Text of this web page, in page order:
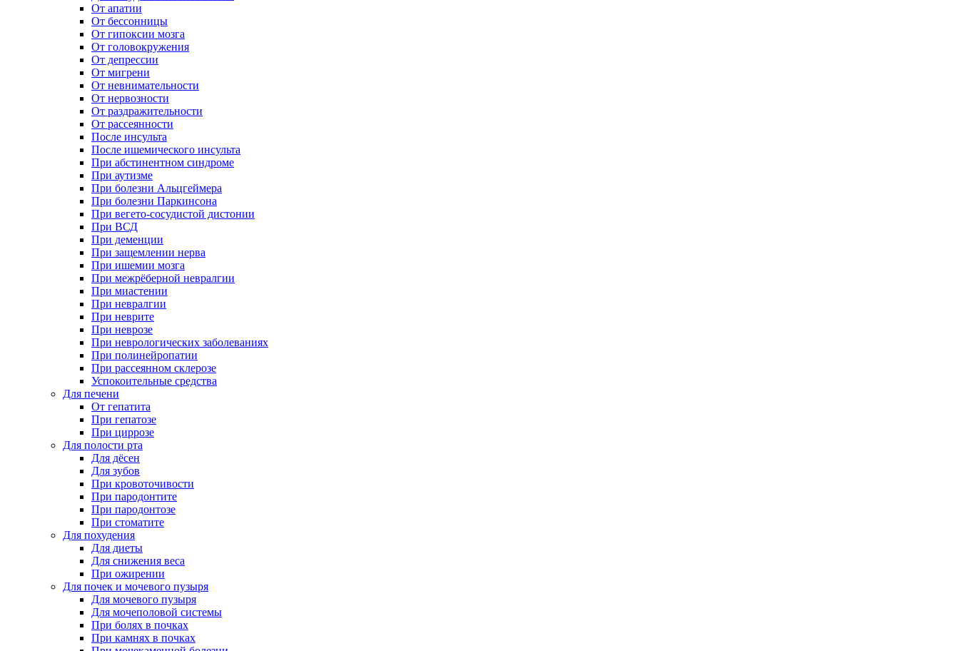
От апатии
От бессонницы
От гипоксии мозга
От головокружения
От депрессии
От мигрени
От невнимательности
От нервозности
От раздражительности
От рассеянности
После инсульта
После ишемического инсульта
При абстинентном синдроме
При аутизме
При болезни Альцгеймера
При болезни Паркинсона
При вегето-сосудистой дистонии
При ВСД
При деменции
При защемлении нерва
При ишемии мозга
При межрёберной невралгии
При миастении
При невралгии
При неврите
При неврозе
При неврологических заболеваниях
При полинейропатии
При рассеянном склерозе
Успокоительные средства
Для печени
От гепатита
При гепатозе
При циррозе
Для полости рта
Для дёсен
Для зубов
При кровоточивости
При пародонтите
При пародонтозе
При стоматите
Для похудения
Для диеты
Для снижения веса
При ожирении
Для почек и мочевого пузыря
Для мочевого пузыря
Для мочеполовой системы
При болях в почках
При камнях в почках